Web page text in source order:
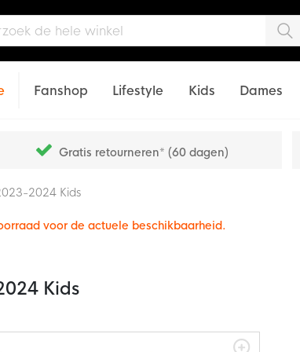
Fanshop Lifestyle Kids Dames
Gratis retourneren* (60 dagen)
2024 Kids
voor de actuele beschikbaarheid.
Kids